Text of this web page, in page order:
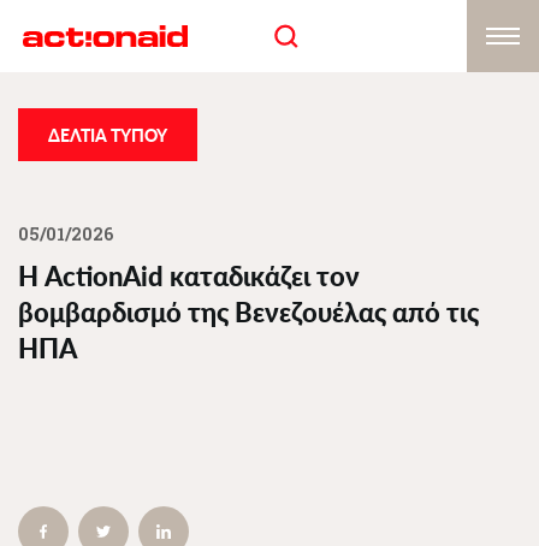
main
ΔΕΛΤΙΑ ΤΥΠΟΥ
05/01/2026
Η ActionAid καταδικάζει τον
βομβαρδισμό της Βενεζουέλας από τις
ΗΠΑ